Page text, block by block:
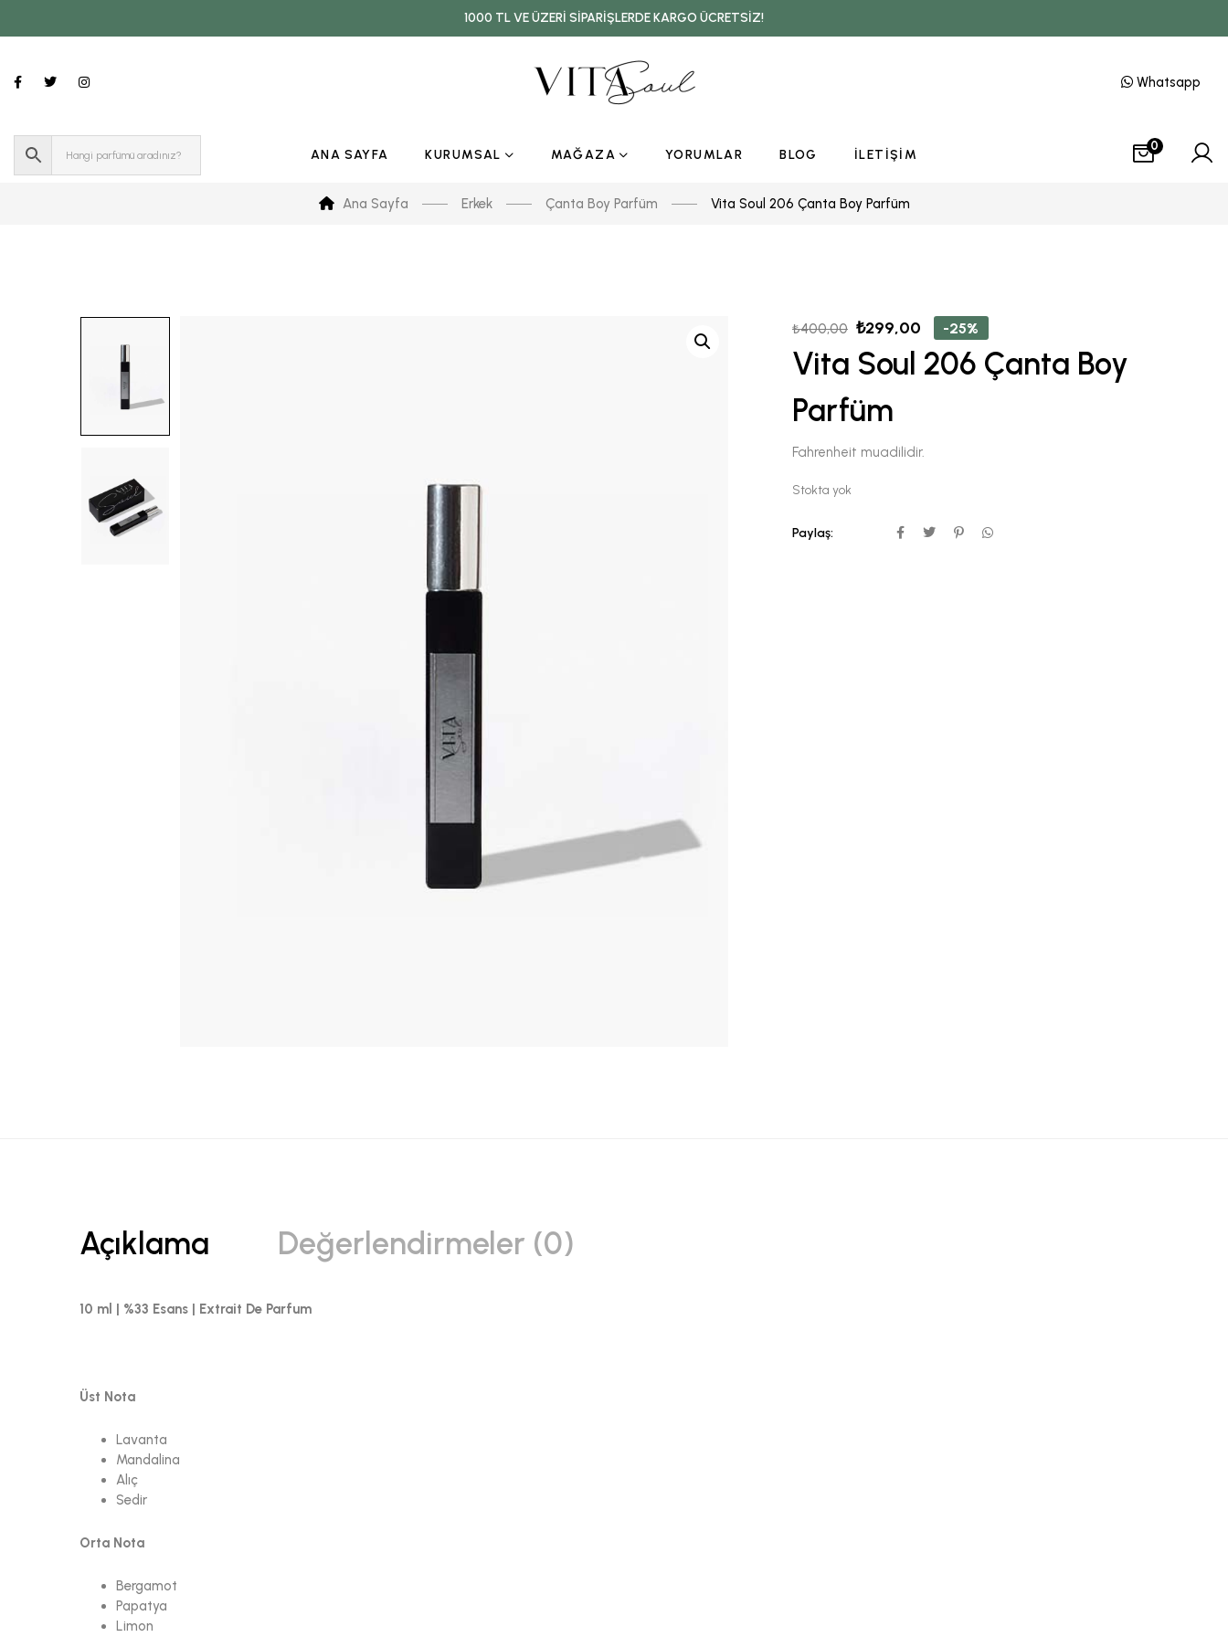
1000 TL VE ÜZERI SIPARIŞLERDE KARGO ÜCRETSIZ!
Whatsapp
ANA SAYFA KURUMSAL MAĞAZA YORUMLAR BLOG İLETIŞIM
0
Ana Sayfa Erkek Çanta Boy Parfüm Vita Soul 206 Çanta Boy Parfüm
₺400,00 ₺299,00 -25%
Vita Soul 206 Çanta Boy
Parfüm
Fahrenheit muadilidir.
Stokta yok
Paylaş:
Açıklama Değerlendirmeler (0)
10 ml | %33 Esans | Extrait De Parfum
Üst Nota
Lavanta
Mandalina
Alıç
Sedir
Orta Nota
Bergamot
Papatya
Limon